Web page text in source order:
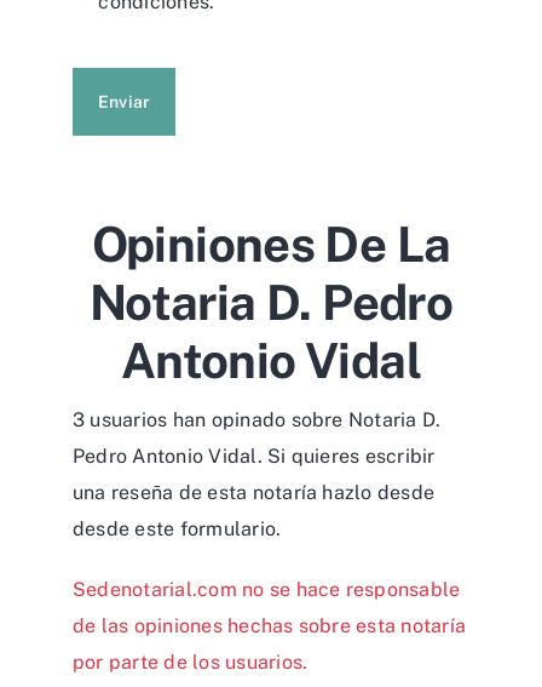
Enviar
Opiniones De La
Notaria D. Pedro
Antonio Vidal
3 usuarios han opinado sobre Notaria D.
Pedro Antonio Vidal. Si quieres escribir
una reseña de esta notaría hazlo desde
desdeeste formulario.
Sedenotarial.com no se hace responsable
de las opiniones hechas sobre esta notaría
por parte de los usuarios.